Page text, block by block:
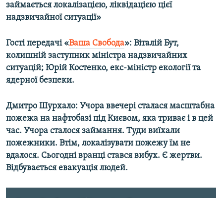
ДОЛУЧАЙСЯ!
Усі сайти RFE/RL
займається локалізацією, ліквідацією цієї
надзвичайної ситуації»
Гості передачі «Ваша Свобода»: Віталій Бут,
колишній заступник міністра надзвичайних
ситуацій; Юрій Костенко, екс-міністр екології та
ядерної безпеки.
Дмитро Шурхало: Учора ввечері сталася масштабна
пожежа на нафтобазі під Києвом, яка триває і в цей
час. Учора сталося займання. Туди виїхали
пожежники. Втім, локалізувати пожежу їм не
вдалося. Сьогодні вранці стався вибух. Є жертви.
Відбувається евакуація людей.